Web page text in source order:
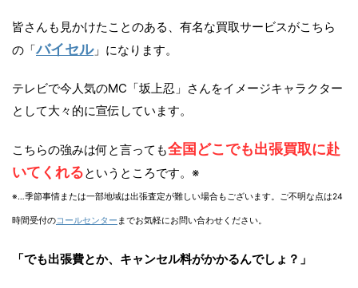
皆さんも見かけたことのある、有名な買取サービスがこちら
の「バイセル」になります。
テレビで今人気のMC「坂上忍」さんをイメージキャラクター
として大々的に宣伝しています。
こちらの強みは何と言っても全国どこでも出張買取に赴
いてくれるというところです。※
※…季節事情または一部地域は出張査定が難しい場合もございます。ご不明な点は24
時間受付のコールセンター までお気軽にお問い合わせください。
「でも出張費とか、キャンセル料がかかるんでしょ？」